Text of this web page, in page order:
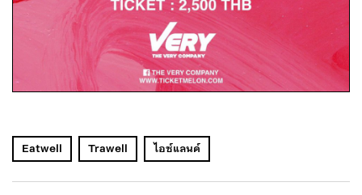
Eatwell Trawell ไอซ์แลนด์